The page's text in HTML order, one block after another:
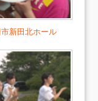
新田北ホール